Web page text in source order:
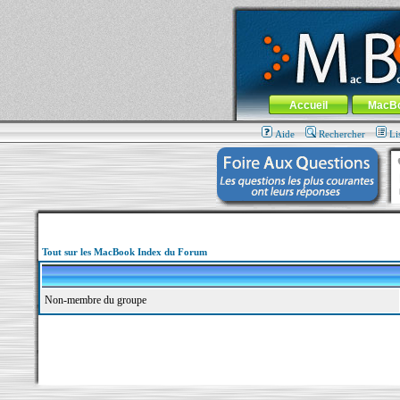
MacBook-fr.com : 100% Apple... 100%
Aller au contenu-Aller au menu
Menu général
Accueil
Aide Rechercher
Tout sur les MacBook Index du Forum
Non-membre du groupe